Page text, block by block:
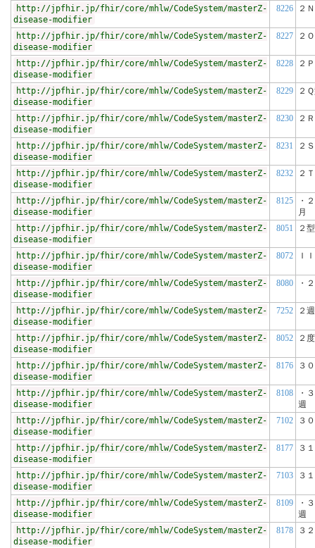
http://jpfhir.jp/fhir/core/mhlw/CodeSystem/masterZ-
disease-modifier
8226 ２
http://jpfhir.jp/fhir/core/mhlw/CodeSystem/masterZ-
disease-modifier
8227 ２
http://jpfhir.jp/fhir/core/mhlw/CodeSystem/masterZ-
disease-modifier
8228 ２
http://jpfhir.jp/fhir/core/mhlw/CodeSystem/masterZ-
disease-modifier
8229 ２
http://jpfhir.jp/fhir/core/mhlw/CodeSystem/masterZ-
disease-modifier
8230 ２
http://jpfhir.jp/fhir/core/mhlw/CodeSystem/masterZ-
disease-modifier
8231 ２
http://jpfhir.jp/fhir/core/mhlw/CodeSystem/masterZ-
disease-modifier
8232 ２
http://jpfhir.jp/fhir/core/mhlw/CodeSystem/masterZ-
disease-modifier
8125
・
月
http://jpfhir.jp/fhir/core/mhlw/CodeSystem/masterZ-
disease-modifier
8051 ２型
http://jpfhir.jp/fhir/core/mhlw/CodeSystem/masterZ-
disease-modifier
8072 Ｉ
http://jpfhir.jp/fhir/core/mhlw/CodeSystem/masterZ-
disease-modifier
8080 ・
http://jpfhir.jp/fhir/core/mhlw/CodeSystem/masterZ-
disease-modifier
7252 ２週
http://jpfhir.jp/fhir/core/mhlw/CodeSystem/masterZ-
disease-modifier
8052 ２度
http://jpfhir.jp/fhir/core/mhlw/CodeSystem/masterZ-
disease-modifier
8176 ３
http://jpfhir.jp/fhir/core/mhlw/CodeSystem/masterZ-
disease-modifier
8108
・
週
http://jpfhir.jp/fhir/core/mhlw/CodeSystem/masterZ-
disease-modifier
7102 ３
http://jpfhir.jp/fhir/core/mhlw/CodeSystem/masterZ-
disease-modifier
8177 ３
http://jpfhir.jp/fhir/core/mhlw/CodeSystem/masterZ-
disease-modifier
7103 ３
http://jpfhir.jp/fhir/core/mhlw/CodeSystem/masterZ-
disease-modifier
8109
・
週
http://jpfhir.jp/fhir/core/mhlw/CodeSystem/masterZ-
disease-modifier
8178 ３